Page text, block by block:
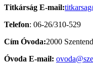
Titkárság E-mail:
Telefon: 06-26/310-529
Cím Óvoda:2000
Óvoda E-mail: